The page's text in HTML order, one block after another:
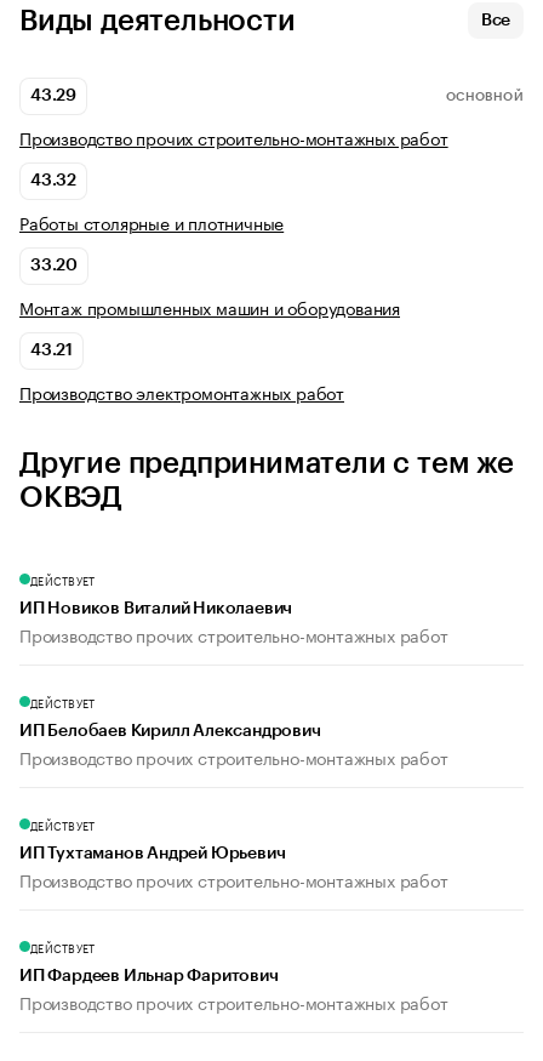
Виды деятельности Все
43.29 ОСНОВНОЙ
Производство прочих строительно-монтажных работ
43.32
Работы столярные и плотничные
33.20
Монтаж промышленных машин и оборудования
43.21
Производство электромонтажных работ
Другие предприниматели с тем же
ОКВЭД
ДЕЙСТВУЕТ
ИП Новиков Виталий Николаевич
Производство прочих строительно-монтажных работ
ДЕЙСТВУЕТ
ИП Белобаев Кирилл Александрович
Производство прочих строительно-монтажных работ
ДЕЙСТВУЕТ
ИП Тухтаманов Андрей Юрьевич
Производство прочих строительно-монтажных работ
ДЕЙСТВУЕТ
ИП Фардеев Ильнар Фаритович
Производство прочих строительно-монтажных работ